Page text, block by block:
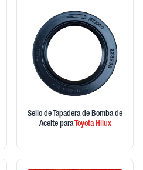
Sello de Tapadera de Bomba de
Aceite para ToyotaHilux